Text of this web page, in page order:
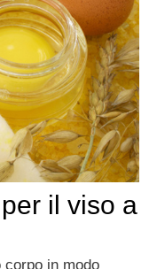
il viso a
in modo